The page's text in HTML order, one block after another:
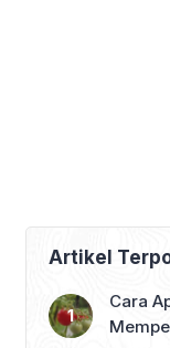
Artikel
Cara